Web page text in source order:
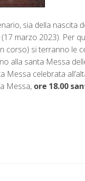
sia della nascita
marzo 2023). Per
corso) si terranno le
alla santa Messa
celebrata
Messa, ore 18.00